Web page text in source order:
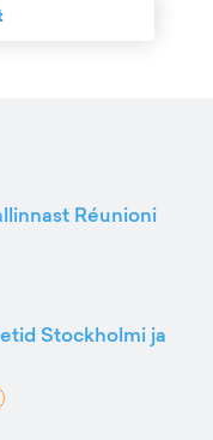
Réunioni
Stockholmi ja